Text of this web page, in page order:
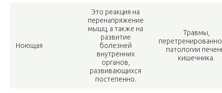
Ноющая
Это реакция на
перенапряжение
мышц, а также на
развитие
болезней
внутренних
органов,
развивающихся
постепенно.
Травмы,
патологии
кишечника.